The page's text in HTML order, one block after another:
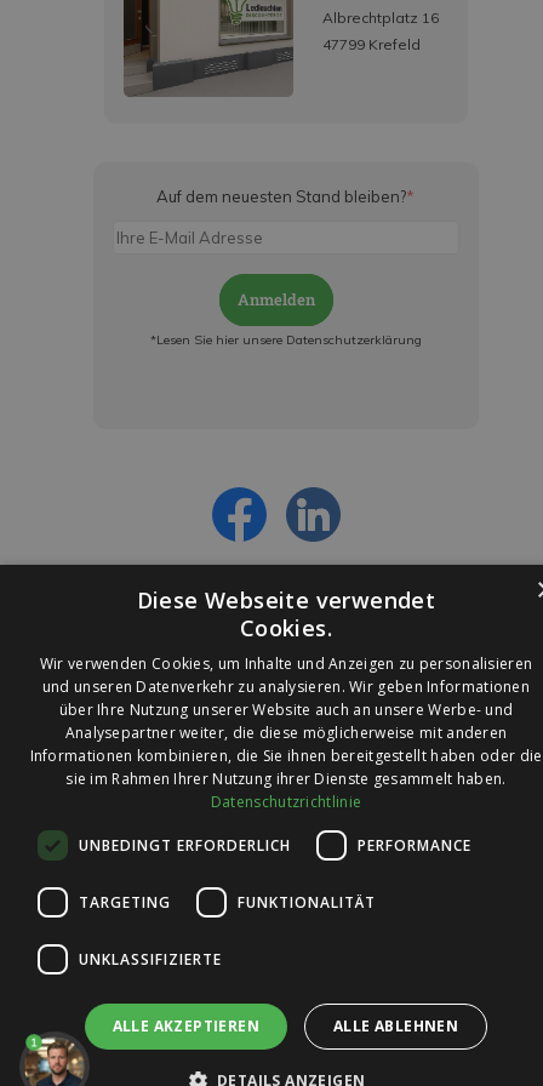
Albrechtplatz 16
47799 Krefeld
Auf dem neuesten Stand bleiben?*
Anmelden
*Lesen Sie hier unsere Datenschutzerklärung
© 2026 Ledleuchtendiscounter.de
auf
Trusted Shops
1
Diese Webseite verwendet
Cookies.
Wir verwenden Cookies, um Inhalte und Anzeigen zu personalisieren
und unseren Datenverkehr zu analysieren. Wir geben Informationen
über Ihre Nutzung unserer Website auch an unsere Werbe- und
Analysepartner weiter, die diese möglicherweise mit anderen
Informationen kombinieren, die Sie ihnen bereitgestellt haben oder die
sie im Rahmen Ihrer Nutzung ihrer Dienste gesammelt haben.
Datenschutzrichtlinie
UNBEDINGT ERFORDERLICH PERFORMANCE
TARGETING FUNKTIONALITÄT
UNKLASSIFIZIERTE
ALLE AKZEPTIEREN ALLE ABLEHNEN
DETAILS ANZEIGEN